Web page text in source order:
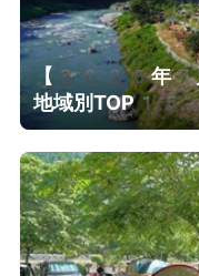
【2026年7月
地域別TOP15